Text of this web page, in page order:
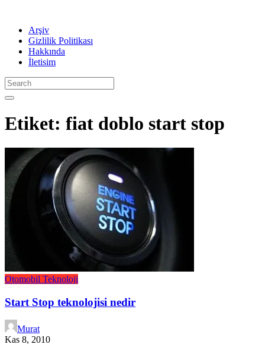
Arşiv
Gizlilik Politikası
Hakkında
İletisim
Etiket: fiat doblo start stop
Otomobil Teknoloji
Start Stop teknolojisi nedir
Murat
Kas 8, 2010